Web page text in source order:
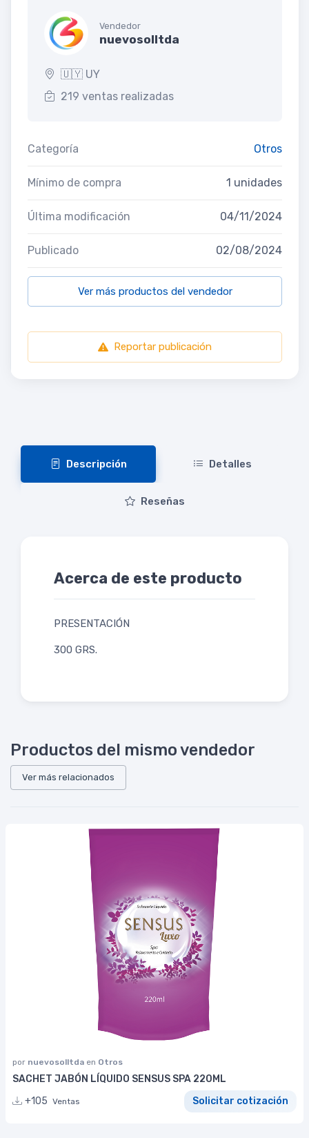
Vendedor
nuevosolltda
🇺🇾 UY
219 ventas realizadas
Categoría Otros
Mínimo de compra 1 unidades
Última modificación 04/11/2024
Publicado 02/08/2024
Ver más productos del vendedor
Reportar publicación
Descripción Detalles
Reseñas
Acerca de este producto
PRESENTACIÓN
300 GRS.
Productos del mismo vendedor
Ver más relacionados
por nuevosolltda en Otros
SACHET JABÓN LÍQUIDO SENSUS SPA 220ML
+105 Ventas Solicitar cotización